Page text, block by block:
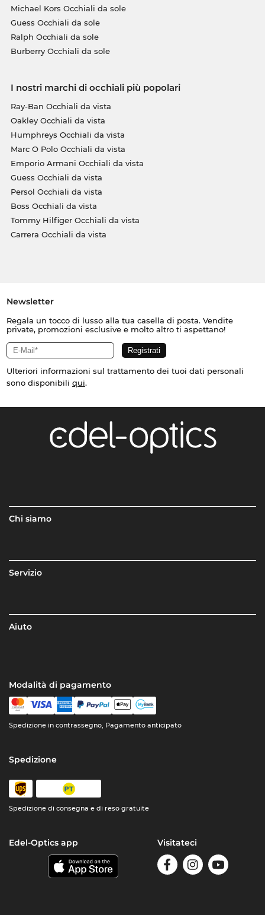
Michael Kors Occhiali da sole
Guess Occhiali da sole
Ralph Occhiali da sole
Burberry Occhiali da sole
I nostri marchi di occhiali più popolari
Ray-Ban Occhiali da vista
Oakley Occhiali da vista
Humphreys Occhiali da vista
Marc O Polo Occhiali da vista
Emporio Armani Occhiali da vista
Guess Occhiali da vista
Persol Occhiali da vista
Boss Occhiali da vista
Tommy Hilfiger Occhiali da vista
Carrera Occhiali da vista
Newsletter
Regala un tocco di lusso alla tua casella di posta. Vendite
private, promozioni esclusive e molto altro ti aspettano!
Ulteriori informazioni sul trattamento dei tuoi dati personali
sono disponibili qui.
Chi siamo
Servizio
Aiuto
Modalità di pagamento
Spedizione in contrassegno, Pagamento anticipato
Spedizione
Spedizione di consegna e di reso gratuite
Edel-Optics app Visitateci